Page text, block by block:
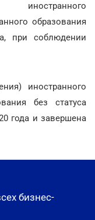
образования
при соблюдении
иностранного
без статуса
года и завершена
бизнес-